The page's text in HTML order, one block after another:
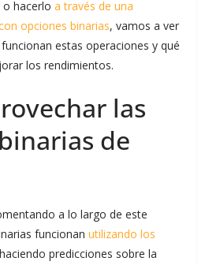
hacerlo a través de una
opciones binarias, vamos a ver
estas operaciones y qué
los rendimientos.
las
de
a lo largo de este
funcionan utilizando los
predicciones sobre la